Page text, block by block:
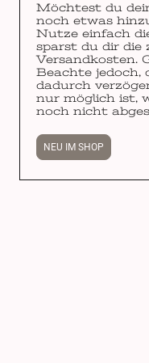
Möchtest du
noch etwas
Nutze einfach
sparst du dir die
Versandkosten.
Beachte jedoch,
dadurch
nur möglich ist,
noch nicht
NEU IM SHOP